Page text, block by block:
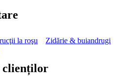
la roşu
Zidărie & buiandrugi
clienților